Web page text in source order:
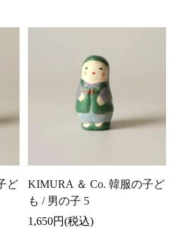
ど
KIMURA ＆ Co. 韓服の子ど
も / 男の子 5
1,650円(税込)